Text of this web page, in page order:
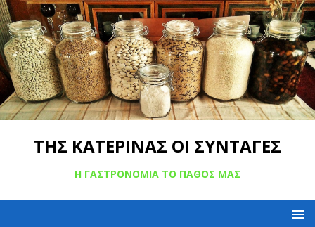
ΤΗΣ ΚΑΤΕΡΙΝΑΣ ΟΙ ΣΥΝΤΑΓΕΣ
Η ΓΑΣΤΡΟΝΟΜΙΑ ΤΟ ΠΑΘΟΣ ΜΑΣ